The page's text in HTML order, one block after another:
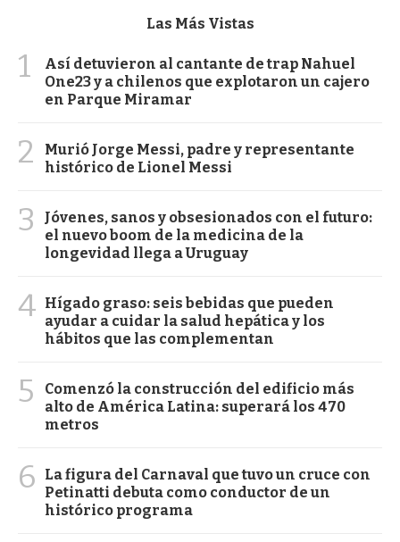
Las Más Vistas
1
Así detuvieron al cantante de trap Nahuel
One23 y a chilenos que explotaron un cajero
en Parque Miramar
2
Murió Jorge Messi, padre y representante
histórico de Lionel Messi
3
Jóvenes, sanos y obsesionados con el futuro:
el nuevo boom de la medicina de la
longevidad llega a Uruguay
4 Hígado graso: seis bebidas que pueden
ayudar a cuidar la salud hepática y los
hábitos que las complementan
5
Comenzó la construcción del edificio más
alto de América Latina: superará los 470
metros
6
La figura del Carnaval que tuvo un cruce con
Petinatti debuta como conductor de un
histórico programa